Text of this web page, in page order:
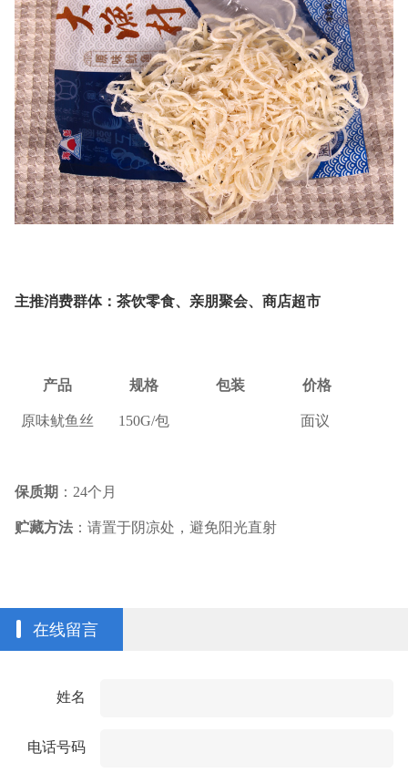
主推消费群体：茶饮零食、亲朋聚会、商店超市
产品 规格 包装 价格
原味鱿鱼丝 150G/包 面议
保质期 ： 24个月
贮藏方法：请置于阴凉处，避免阳光直射
在线留言
姓名
电话号码